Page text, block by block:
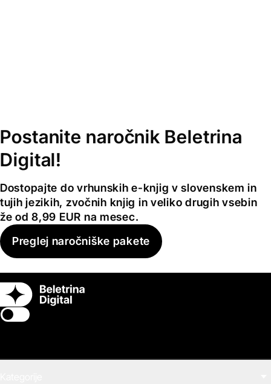
Postanite naročnik Beletrina
Digital!
Dostopajte do vrhunskih e-knjig v slovenskem in
tujih jezikih, zvočnih knjig in veliko drugih vsebin
že od 8,99 EUR na mesec.
Preglej naročniške pakete
Switch theme